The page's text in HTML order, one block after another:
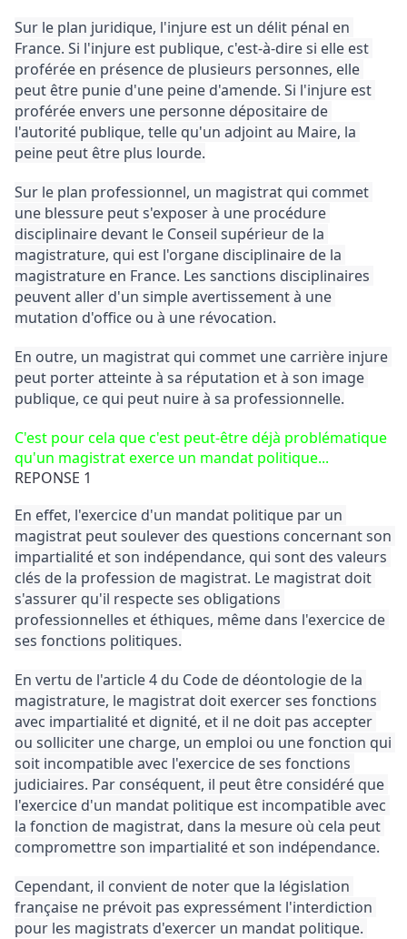
Sur le plan juridique, l'injure est un délit pénal en
France. Si l'injure est publique, c'est-à-dire si elle est
proférée en présence de plusieurs personnes, elle
peut être punie d'une peine d'amende. Si l'injure est
proférée envers une personne dépositaire de
l'autorité publique, telle qu'un adjoint au Maire, la
peine peut être plus lourde.
Sur le plan professionnel, un magistrat qui commet
une blessure peut s'exposer à une procédure
disciplinaire devant le Conseil supérieur de la
magistrature, qui est l'organe disciplinaire de la
magistrature en France. Les sanctions disciplinaires
peuvent aller d'un simple avertissement à une
mutation d'office ou à une révocation.
En outre, un magistrat qui commet une carrière injure
peut porter atteinte à sa réputation et à son image
publique, ce qui peut nuire à sa professionnelle.
C'est pour cela que c'est peut-être déjà problématique
qu'un magistrat exerce un mandat politique...
REPONSE 1
En effet, l'exercice d'un mandat politique par un
magistrat peut soulever des questions concernant son
impartialité et son indépendance, qui sont des valeurs
clés de la profession de magistrat. Le magistrat doit
s'assurer qu'il respecte ses obligations
professionnelles et éthiques, même dans l'exercice de
ses fonctions politiques.
En vertu de l'article 4 du Code de déontologie de la
magistrature, le magistrat doit exercer ses fonctions
avec impartialité et dignité, et il ne doit pas accepter
ou solliciter une charge, un emploi ou une fonction qui
soit incompatible avec l'exercice de ses fonctions
judiciaires. Par conséquent, il peut être considéré que
l'exercice d'un mandat politique est incompatible avec
la fonction de magistrat, dans la mesure où cela peut
compromettre son impartialité et son indépendance.
Cependant, il convient de noter que la législation
française ne prévoit pas expressément l'interdiction